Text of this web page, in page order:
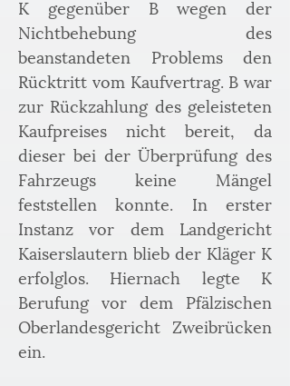
K gegenüber B wegen der
Nichtbehebung des
beanstandeten Problems den
Rücktritt vom Kaufvertrag. B war
zur Rückzahlung des geleisteten
Kaufpreises nicht bereit, da
dieser bei der Überprüfung des
Fahrzeugs keine Mängel
feststellen konnte. In erster
Instanz vor dem Landgericht
Kaiserslautern blieb der Kläger K
erfolglos. Hiernach legte K
Berufung vor dem Pfälzischen
Oberlandesgericht Zweibrücken
ein.